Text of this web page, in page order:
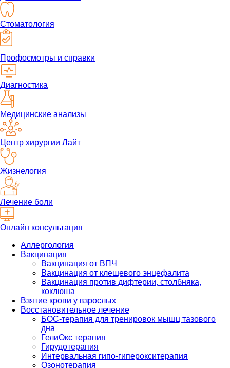
Стоматология
Профосмотры и справки
Диагностика
Медицинские анализы
Центр хирургии Лайт
Жизнелогия
Лечение боли
Онлайн консультация
Аллергология
Вакцинация
Вакцинация от ВПЧ
Вакцинация от клещевого энцефалита
Вакцинация против дифтерии, столбняка,
коклюша
Взятие крови у взрослых
Восстановительное лечение
БОС-терапия для тренировок мышц тазового
дна
ГелиОкс терапия
Гирудотерапия
Интервальная гипо-гиперокситерапия
Озонотерапия